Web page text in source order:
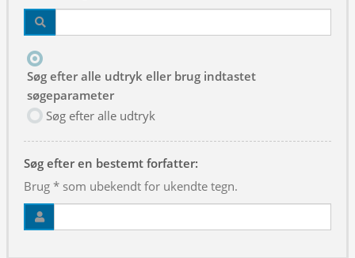
Søg efter alle udtryk eller brug indtastet
søgeparameter
Søg efter alle udtryk
Søg efter en bestemt forfatter:
Brug * som ubekendt for ukendte tegn.